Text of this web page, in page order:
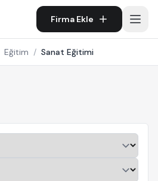
Firma Ekle
Eğitim / Sanat Eğitimi